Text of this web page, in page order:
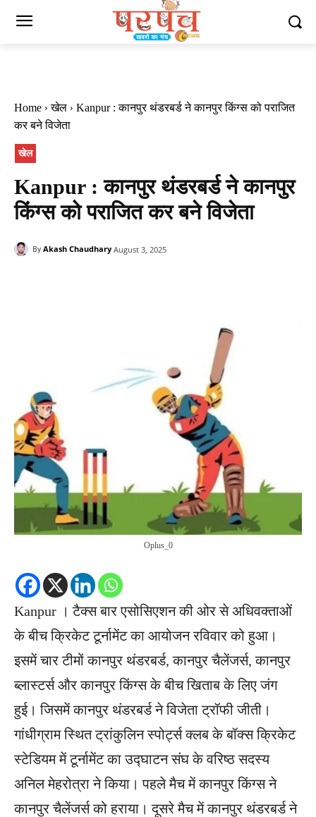
Home खेल
Kanpur : कानपुर थंडरबर्ड ने कानपुर किंग्स को पराजित
कर बने विजेता
खेल
Kanpur : कानपुर थंडरबर्ड ने कानपुर
किंग्स को पराजित कर बने विजेता
By Akash Chaudhary August 3, 2025
Oplus_0
Kanpur । टैक्स बार एसोसिएशन की ओर से अ​धिवक्ताओं
के बीच क्रिकेट टूर्नामेंट का आयोजन रविवार को हुआ।
इसमें चार टीमों कानपुर थंडरबर्ड, कानपुर चैलेंजर्स, कानपुर
ब्लास्टर्स और कानपुर किंग्स के बीच ​खिताब के लिए जंग
हुई। जिसमें कानपुर थंडरबर्ड ने विजेता ट्रॉफी जीती।
गांधीग्राम ​स्थित ट्रांकुलिन स्पोर्ट्स क्लब के बॉक्स क्रिकेट
स्टेडियम में टूर्नामेंट का उद्घाटन संघ के वरिष्ठ सदस्य
अनिल मेहरोत्रा ने किया। पहले मैच में कानपुर किंग्स ने
कानपुर चैलेंजर्स को हराया। दूसरे मैच में कानपुर थंडरबर्ड ने